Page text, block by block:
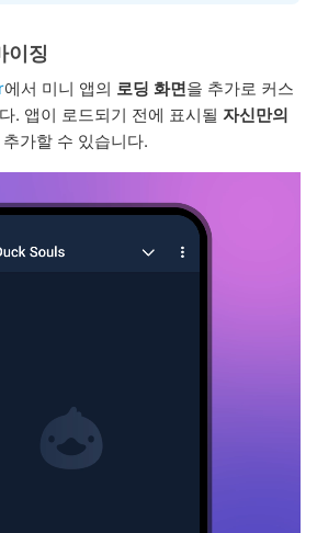
이징
에서 미니 앱의 로딩 화면을 추가로 커스
. 앱이 로드되기 전에 표시될 자신만의
가할 수 있습니다.